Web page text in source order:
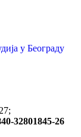
26